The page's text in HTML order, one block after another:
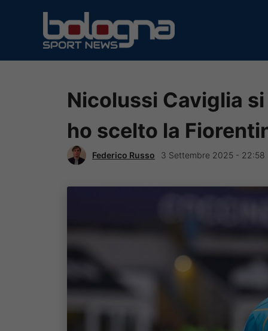
contenuto
Nicolussi Caviglia
ho scelto la
Federico Russo 3 Settembre 2025 - 22:58